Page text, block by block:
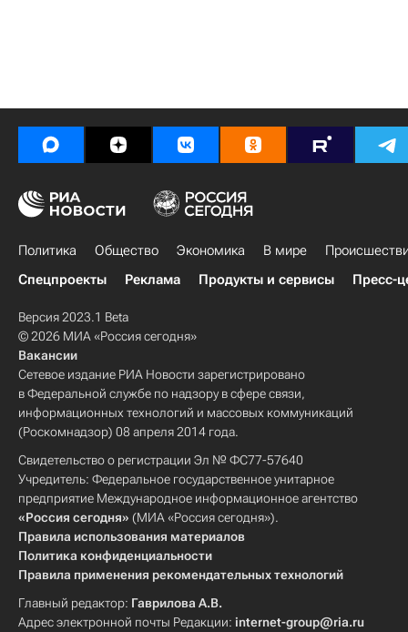
Политика Общество Экономика В мире
Спецпроекты
Реклама Продукты и сервисы Пресс-
Версия 2023.1 Beta
© 2026 МИА «Россия сегодня»
Вакансии
Сетевое издание РИА Новости зарегистрировано
в Федеральной службе по надзору в сфере связи,
информационных технологий и массовых коммуникаций
(Роскомнадзор) 08 апреля 2014 года.
Свидетельство о регистрации Эл № ФС77-57640
Учредитель: Федеральное государственное унитарное
предприятие Международное информационное агентство
«Россия сегодня» (МИА «Россия сегодня»).
Правила использования материалов
Политика конфиденциальности
Правила применения рекомендательных технологий
Главный редактор: Гаврилова А.В.
Адрес электронной почты Редакции: internet-group@ria.ru